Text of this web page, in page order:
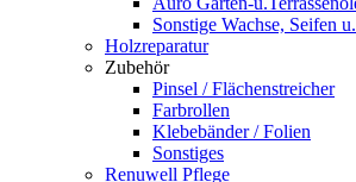
Sonstige Wachse, Seifen
Holzreparatur
Zubehör
Pinsel / Flächenstreicher
Farbrollen
Klebebänder / Folien
Sonstiges
Renuwell Pflege